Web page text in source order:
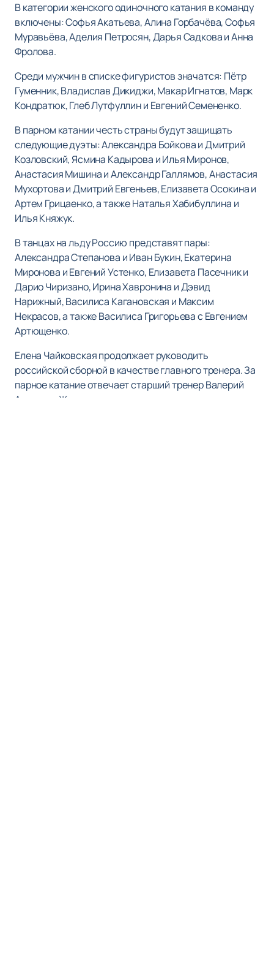
В категории женского одиночного катания в команду
включены: Софья Акатьева, Алина Горбачёва, Софья
Муравьёва, Аделия Петросян, Дарья Садкова и Анна
Фролова.
Среди мужчин в списке фигуристов значатся: Пётр
Гуменник, Владислав Дикиджи, Макар Игнатов, Марк
Кондратюк, Глеб Лутфуллин и Евгений Семененко.
В парном катании честь страны будут защищать
следующие дуэты: Александра Бойкова и Дмитрий
Козловский, Ясмина Кадырова и Илья Миронов,
Анастасия Мишина и Александр Галлямов, Анастасия
Мухортова и Дмитрий Евгеньев, Елизавета Осокина и
Артем Грицаенко, а также Наталья Хабибуллина и
Илья Княжук.
В танцах на льду Россию представят пары:
Александра Степанова и Иван Букин, Екатерина
Миронова и Евгений Устенко, Елизавета Пасечник и
Дарио Чиризано, Ирина Хавронина и Дэвид
Нарижный, Василиса Кагановская и Максим
Некрасов, а также Василиса Григорьева с Евгением
Артющенко.
Елена Чайковская продолжает руководить
российской сборной в качестве главного тренера. За
парное катание отвечает старший тренер Валерий
Артюхов. Женское одиночное катание курирует